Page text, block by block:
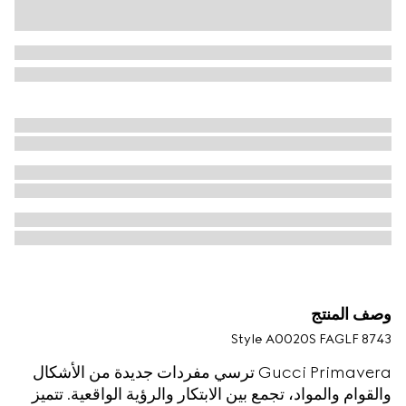
وصف المنتج
Style ‎A0020S FAGLF 8743
Gucci Primavera ترسي مفردات جديدة من الأشكال
والقوام والمواد، تجمع بين الابتكار والرؤية الواقعية. تتميز